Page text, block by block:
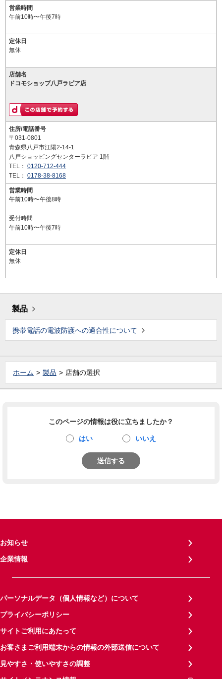
営業時間
午前10時〜午後7時
定休日
無休
店舗名
ドコモショップ八戸ラピア店
住所/電話番号
〒031-0801
青森県八戸市江陽2-14-1
八戸ショッピングセンターラピア 1階
TEL： 0120-712-444
TEL： 0178-38-8168
営業時間
午前10時〜午後8時
受付時間
午前10時〜午後7時
定休日
無休
製品
携帯電話の電波防護への適合性について
ホーム 製品 店舗の選択
このページの情報は役に立ちましたか？
はい いいえ
送信する
お知らせ
企業情報
パーソナルデータ（個人情報など）について
プライバシーポリシー
サイトご利用にあたって
お客さまご利用端末からの情報の外部送信について
見やすさ・使いやすさの調整